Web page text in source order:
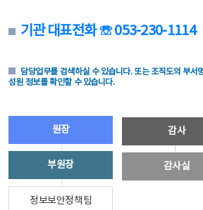
기관 대표전화 ☏ 053-230-1114
담당업무를 검색하실 수 있습니다. 또는 조직도의 부서
성원 정보를 확인할 수 있습니다.
원장
부원장
정보보안정책팀
감사
감사실